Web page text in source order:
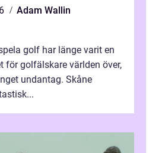
Adam Wallin
golf har länge varit en
för golfälskare världen över,
undantag. Skåne